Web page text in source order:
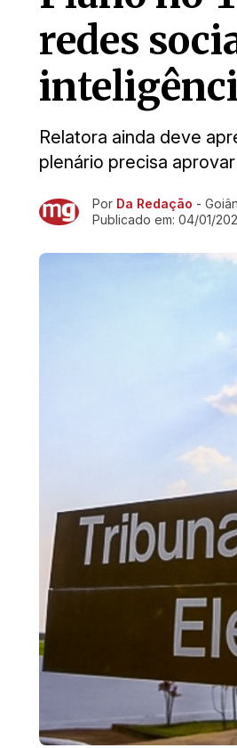
redes
Relatora ainda deve
plenário precisa
Ir direto pra matéria
Por Da Redação -
Publicado em: 04/01/